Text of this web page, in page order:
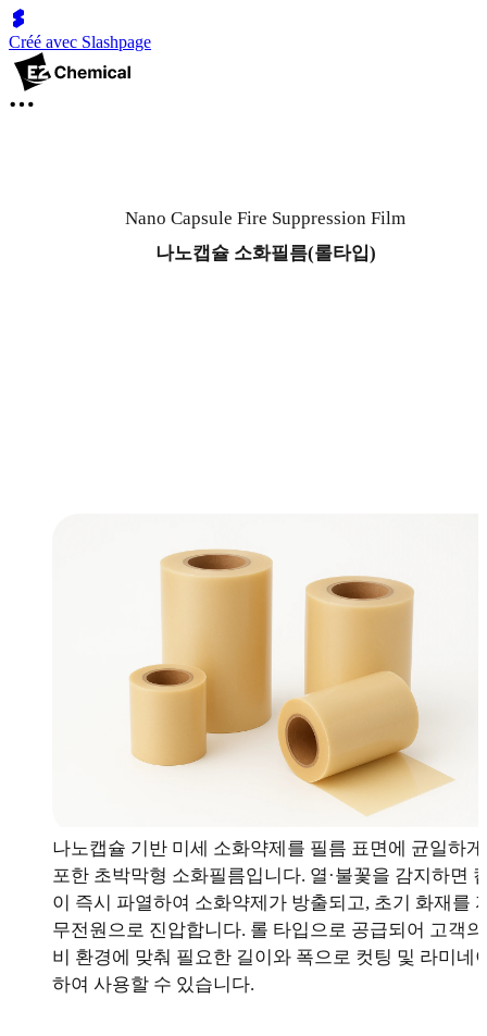
Créé avec Slashpage
Nano Capsule Fire Suppression Film
나노캡슐 소화필름(롤타입)
나노캡슐 기반 미세 소화약제를 필름 표면에 균일하
포한 초박막형 소화필름입니다. 열·불꽃을 감지하면
이 즉시 파열하여 소화약제가 방출되고, 초기 화재를
무전원으로 진압합니다. 롤 타입으로 공급되어 고객
비 환경에 맞춰 필요한 길이와 폭으로 컷팅 및 라미네
하여 사용할 수 있습니다.